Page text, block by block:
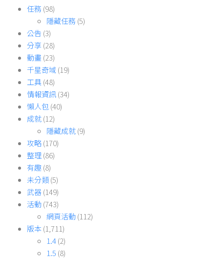
任務 (98)
隱藏任務 (5)
公告 (3)
分享(28)
動畫(23)
千星奇域 (19)
工具(48)
情報資訊(34)
懶人包(40)
成就(12)
隱藏成就(9)
攻略(170)
整理(86)
有趣(8)
未分類(5)
武器(149)
活動 (743)
網頁活動 (112)
版本 (1,711)
1.4(2)
1.5 (8)